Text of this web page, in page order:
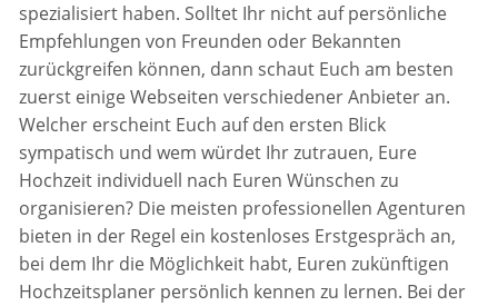
spezialisiert haben. Solltet Ihr nicht auf persönliche
Empfehlungen von Freunden oder Bekannten
zurückgreifen können, dann schaut Euch am besten
zuerst einige Webseiten verschiedener Anbieter an.
Welcher erscheint Euch auf den ersten Blick
sympatisch und wem würdet Ihr zutrauen, Eure
Hochzeit individuell nach Euren Wünschen zu
organisieren? Die meisten professionellen Agenturen
bieten in der Regel ein kostenloses Erstgespräch an,
bei dem Ihr die Möglichkeit habt, Euren zukünftigen
Hochzeitsplaner persönlich kennen zu lernen. Bei der